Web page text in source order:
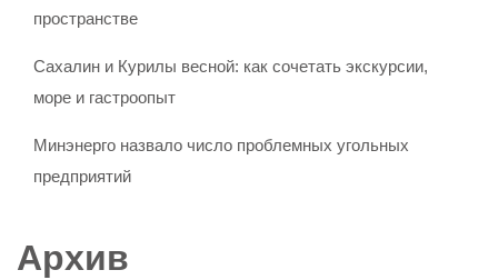
пространстве
Сахалин и Курилы весной: как сочетать экскурсии,
море и гастроопыт
Минэнерго назвало число проблемных угольных
предприятий
Архив